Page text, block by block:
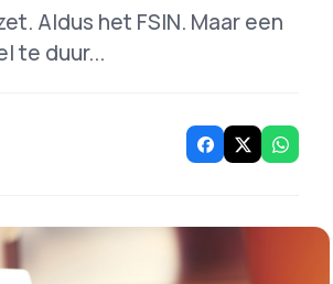
Aldus het FSIN. Maar een
te duur...